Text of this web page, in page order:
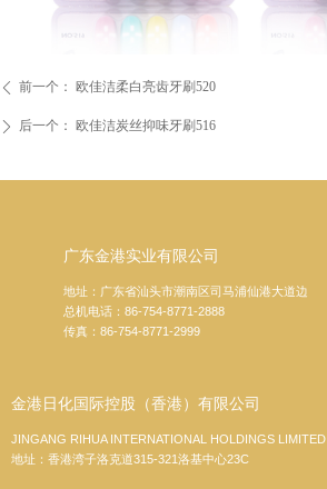
ꄴ 前一个： 欧佳洁柔白亮齿牙刷520
ꄲ 后一个： 欧佳洁炭丝抑味牙刷516
广东金港实业有限公司
地址：广东省汕头市潮南区司马浦仙港大道边
总机电话：86-754-8771-2888
传真：86-754-8771-2999
金港日化国际控股（香港）有限公司
JINGANG RIHUA INTERNATIONAL HOLDINGS LIMITED
地址：香港湾子洛克道315-321洛基中心23C